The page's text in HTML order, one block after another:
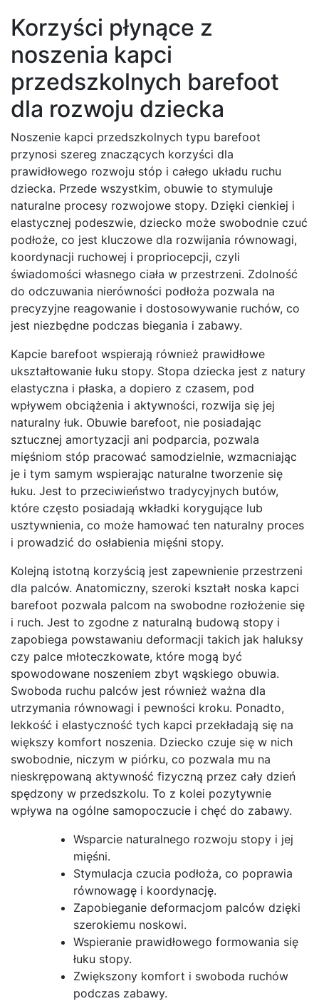
Korzyści płynące z
noszenia kapci
przedszkolnych barefoot
dla rozwoju dziecka
Noszenie kapci przedszkolnych typu barefoot
przynosi szereg znaczących korzyści dla
prawidłowego rozwoju stóp i całego układu ruchu
dziecka. Przede wszystkim, obuwie to stymuluje
naturalne procesy rozwojowe stopy. Dzięki cienkiej i
elastycznej podeszwie, dziecko może swobodnie czuć
podłoże, co jest kluczowe dla rozwijania równowagi,
koordynacji ruchowej i propriocepcji, czyli
świadomości własnego ciała w przestrzeni. Zdolność
do odczuwania nierówności podłoża pozwala na
precyzyjne reagowanie i dostosowywanie ruchów, co
jest niezbędne podczas biegania i zabawy.
Kapcie barefoot wspierają również prawidłowe
ukształtowanie łuku stopy. Stopa dziecka jest z natury
elastyczna i płaska, a dopiero z czasem, pod
wpływem obciążenia i aktywności, rozwija się jej
naturalny łuk. Obuwie barefoot, nie posiadając
sztucznej amortyzacji ani podparcia, pozwala
mięśniom stóp pracować samodzielnie, wzmacniając
je i tym samym wspierając naturalne tworzenie się
łuku. Jest to przeciwieństwo tradycyjnych butów,
które często posiadają wkładki korygujące lub
usztywnienia, co może hamować ten naturalny proces
i prowadzić do osłabienia mięśni stopy.
Kolejną istotną korzyścią jest zapewnienie przestrzeni
dla palców. Anatomiczny, szeroki kształt noska kapci
barefoot pozwala palcom na swobodne rozłożenie się
i ruch. Jest to zgodne z naturalną budową stopy i
zapobiega powstawaniu deformacji takich jak haluksy
czy palce młoteczkowate, które mogą być
spowodowane noszeniem zbyt wąskiego obuwia.
Swoboda ruchu palców jest również ważna dla
utrzymania równowagi i pewności kroku. Ponadto,
lekkość i elastyczność tych kapci przekładają się na
większy komfort noszenia. Dziecko czuje się w nich
swobodnie, niczym w piórku, co pozwala mu na
nieskrępowaną aktywność fizyczną przez cały dzień
spędzony w przedszkolu. To z kolei pozytywnie
wpływa na ogólne samopoczucie i chęć do zabawy.
Wsparcie naturalnego rozwoju stopy i jej
mięśni.
Stymulacja czucia podłoża, co poprawia
równowagę i koordynację.
Zapobieganie deformacjom palców dzięki
szerokiemu noskowi.
Wspieranie prawidłowego formowania się
łuku stopy.
Zwiększony komfort i swoboda ruchów
podczas zabawy.